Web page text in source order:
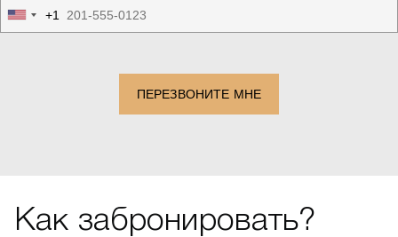
United
States
+1
ПЕРЕЗВОНИТЕ МНЕ
Как забронировать?